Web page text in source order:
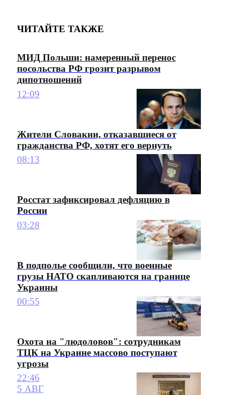
ЧИТАЙТЕ ТАКЖЕ
МИД Польши: намеренный перенос
посольства РФ грозит разрывом
дипотношений
12:09
Жители Словакии, отказавшиеся от
гражданства РФ, хотят его вернуть
08:13
Росстат зафиксировал дефляцию в
России
03:28
В подполье сообщили, что военные
грузы НАТО скапливаются на границе
Украины
00:55
Охота на "людоловов": сотрудникам
ТЦК на Украине массово поступают
угрозы
22:46
5 АВГ